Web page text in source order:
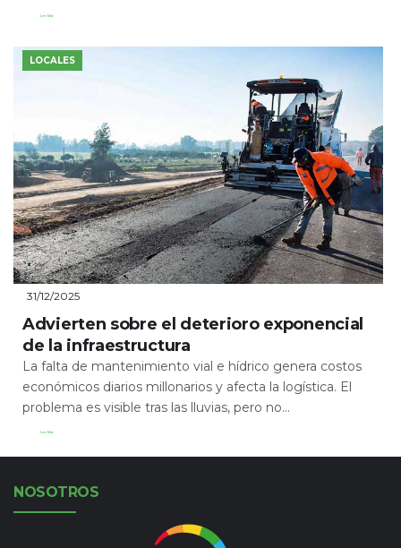
Leer Más
LOCALES
31/12/2025
Advierten sobre el deterioro exponencial
de la infraestructura
La falta de mantenimiento vial e hídrico genera costos
económicos diarios millonarios y afecta la logística. El
problema es visible tras las lluvias, pero no...
Leer Más
NOSOTROS